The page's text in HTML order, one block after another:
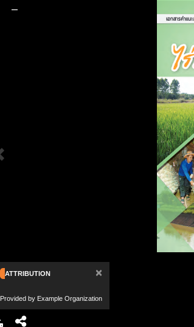
ATTRIBUTION ×
Provided by Example Organization